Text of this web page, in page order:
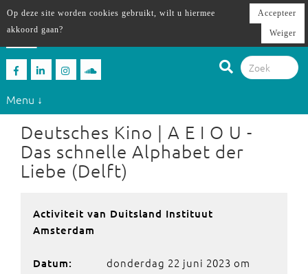
Menu ↓
Deutsches Kino | A E I O U -
Das schnelle Alphabet der
Liebe (Delft)
Activiteit van Duitsland Instituut
Amsterdam
Datum:
donderdag 22 juni 2023 om
Op deze site worden cookies gebruikt, wilt u hiermee
akkoord gaan?
Accepteer
Weiger